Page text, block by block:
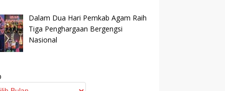
Dalam Dua Hari Pemkab Agam Raih
Tiga Penghargaan Bergengsi
Nasional